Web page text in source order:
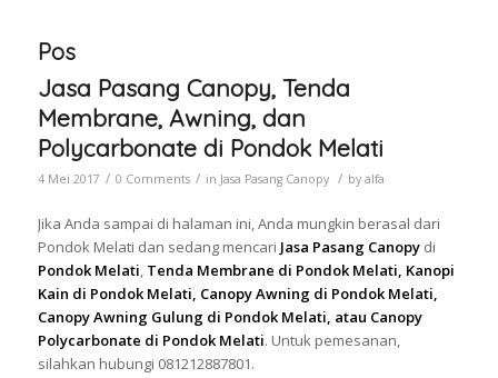
Pos
Jasa Pasang Canopy, Tenda
Membrane, Awning, dan
Polycarbonate di Pondok Melati
4 Mei 2017 / 0 Comments / in Jasa Pasang Canopy / by alfa
Jika Anda sampai di halaman ini, Anda mungkin berasal dari
Pondok Melati dan sedang mencari Jasa Pasang Canopy di
Pondok Melati, Tenda Membrane di Pondok Melati, Kanopi
Kain di Pondok Melati, Canopy Awning di Pondok Melati,
Canopy Awning Gulung di Pondok Melati, atau Canopy
Polycarbonate di Pondok Melati. Untuk pemesanan,
silahkan hubungi 081212887801.